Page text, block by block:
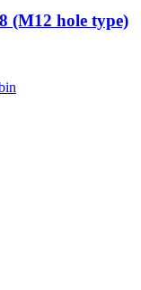
(M12 hole type)